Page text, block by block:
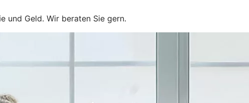
und Geld. Wir beraten Sie gern.